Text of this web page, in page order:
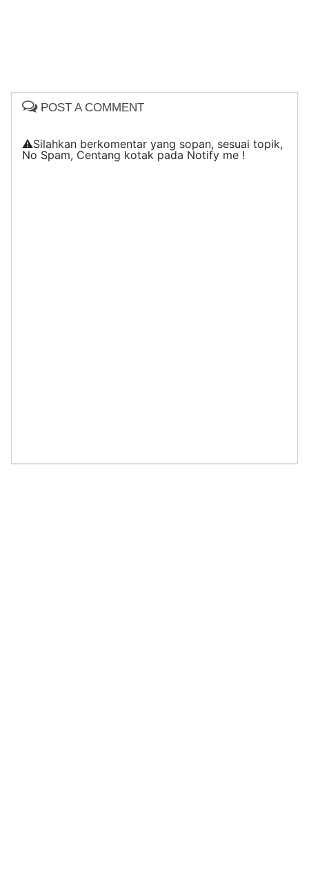
POST A COMMENT
⚠️Silahkan berkomentar yang sopan, sesuai topik,
No Spam, Centang kotak pada Notify me !